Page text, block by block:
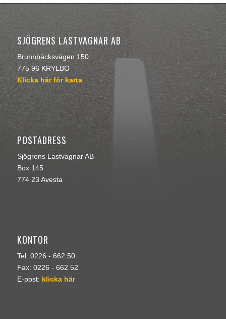
SJÖGRENS LASTVAGNAR AB
Brunnbäcksvägen 150
775 96 KRYLBO
Klicka här för karta
POSTADRESS
Sjögrens Lastvagnar AB
Box 145
774 23 Avesta
KONTOR
Tel: 0226 - 662 50
Fax: 0226 - 662 52
E-post: klicka här